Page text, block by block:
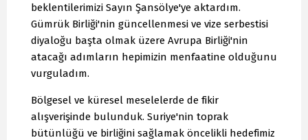
beklentilerimizi Sayın Şansölye'ye aktardım.
Gümrük Birliği'nin güncellenmesi ve vize serbestisi
diyaloğu başta olmak üzere Avrupa Birliği'nin
atacağı adımların hepimizin menfaatine olduğunu
vurguladım.
Bölgesel ve küresel meselelerde de fikir
alışverişinde bulunduk. Suriye'nin toprak
bütünlüğü ve birliğini sağlamak öncelikli hedefimiz